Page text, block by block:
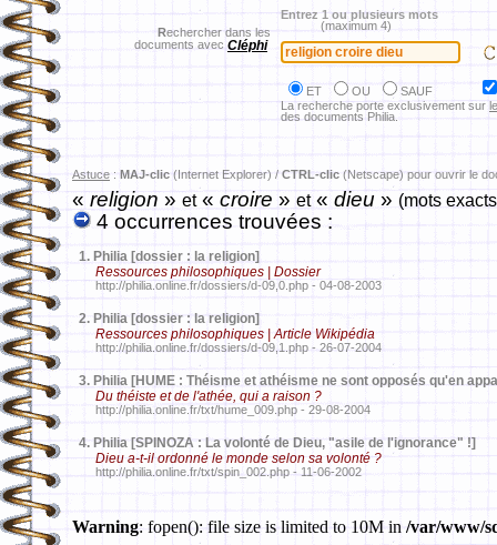
Rechercher dans les
documents avec Cléphi
Entrez 1 ou plusieurs mots
(maximum 4)
ET OU
SAUF
La recherche porte exclusivement sur
des documents Philia.
Astuce : MAJ-clic (Internet Explorer) / CTRL-clic (Netscape) pour ouvrir le
«religion» et« croire » et« dieu » (mots
4 occurrences trouvées :
1. Philia [dossier : la religion]
Ressources philosophiques | Dossier
http://philia.online.fr/dossiers/d-09,0.php - 04-08-2003
2. Philia [dossier : la religion]
Ressources philosophiques | Article Wikipédia
http://philia.online.fr/dossiers/d-09,1.php - 26-07-2004
3. Philia [HUME : Théisme et athéisme ne sont opposés qu'en
Du théiste et de l'athée, qui a raison ?
http://philia.online.fr/txt/hume_009.php - 29-08-2004
4. Philia [SPINOZA : La volonté de Dieu, "asile de l'ignorance" !]
Dieu a-t-il ordonné le monde selon sa volonté ?
http://philia.online.fr/txt/spin_002.php - 11-06-2002
Warning: fopen(): file size is limited to 10M in /var/www/